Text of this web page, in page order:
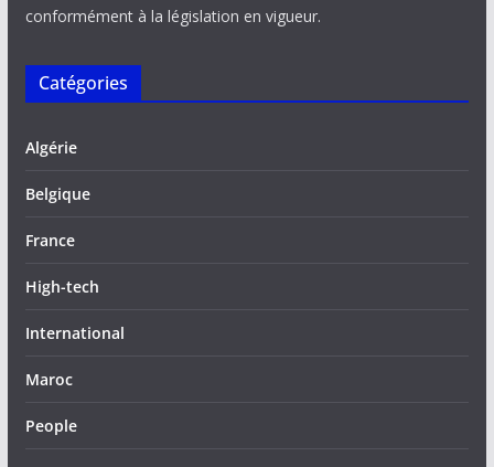
conformément à la législation en vigueur.
Catégories
Algérie
Belgique
France
High-tech
International
Maroc
People